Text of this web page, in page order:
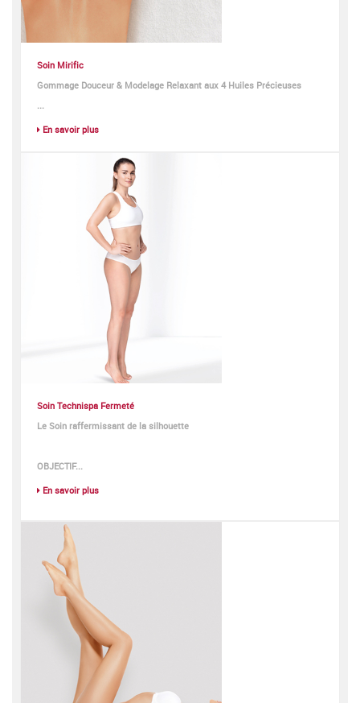
Soin Mirific
Gommage Douceur & Modelage Relaxant aux 4 Huiles Précieuses
...
En savoir plus
Soin Technispa Fermeté
Le Soin raffermissant de la silhouette
OBJECTIF...
En savoir plus